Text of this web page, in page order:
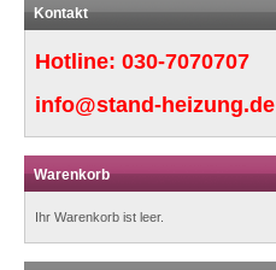
Kontakt
Hotline: 030-7070707
info@stand-heizung.de
Warenkorb
Ihr Warenkorb ist leer.